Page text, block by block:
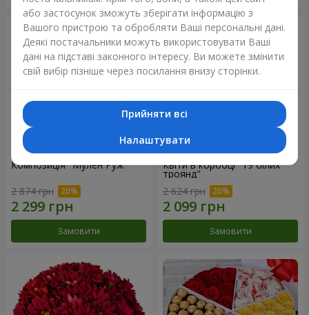
Композиція "Мулен Руж"
2 874 грн
Замовити
Квіти в коробці "19 білих
троянд"
2 624 грн
Замовити
або застосунок зможуть зберігати інформацію з
Вашого пристрою та обробляти Ваші персональні дані.
Деякі постачальники можуть використовувати Ваші
дані на підставі законного інтересу. Ви можете змінити
свій вибір пізніше через посилання внизу сторінки.
Прийняти всі
Налаштувати